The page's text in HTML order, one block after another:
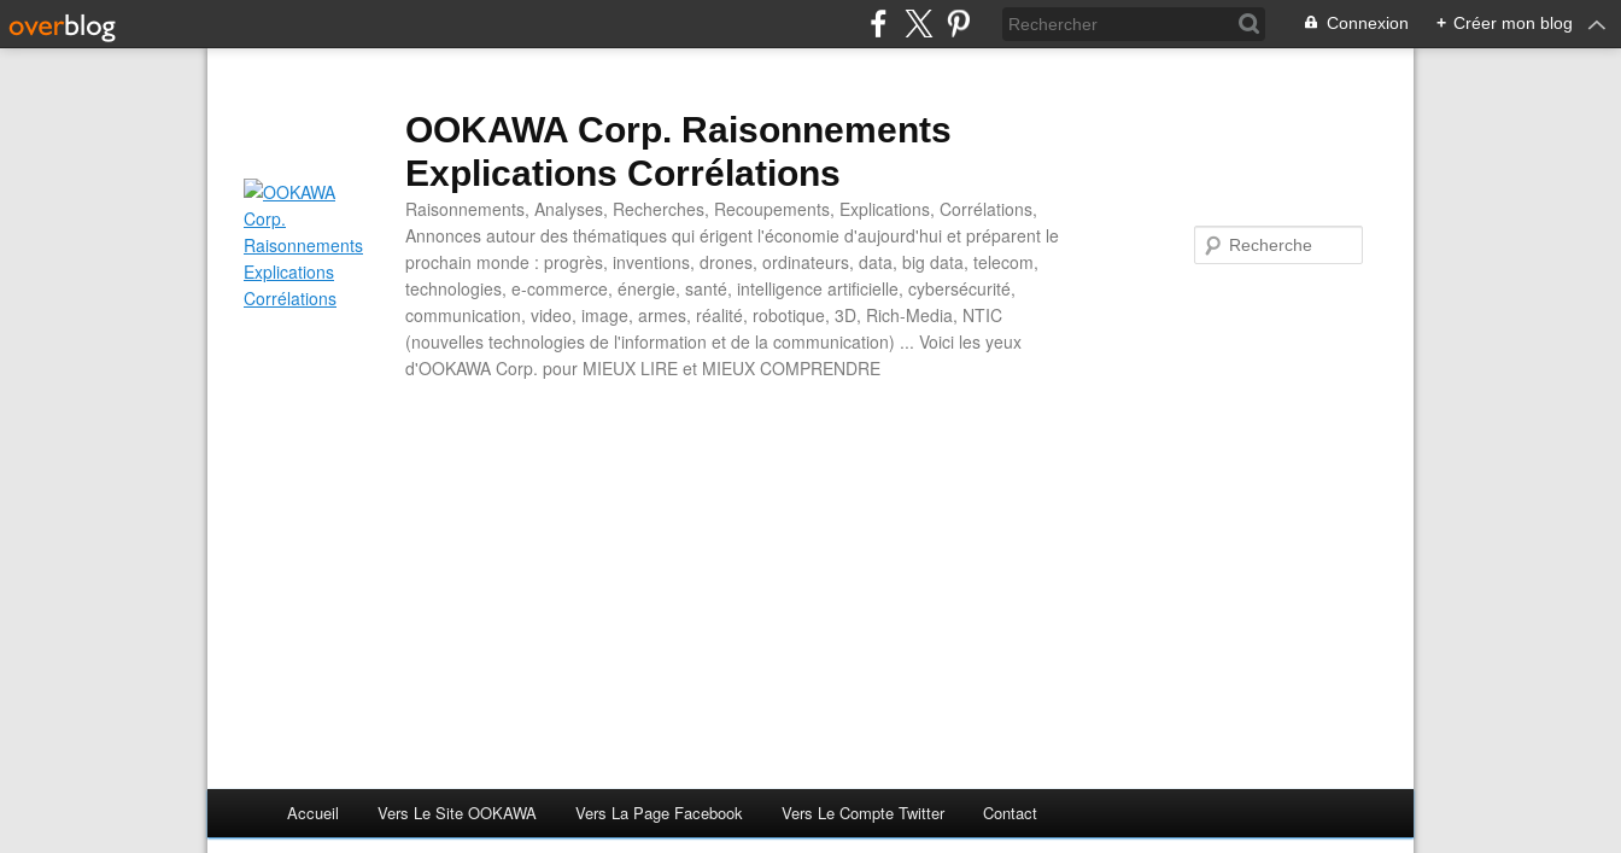
Connexion + Créer mon blog
OOKAWA Corp. Raisonnements
Explications Corrélations
Raisonnements, Analyses, Recherches, Recoupements, Explications, Corrélations,
Annonces autour des thématiques qui érigent l'économie d'aujourd'hui et préparent le
prochain monde : progrès, inventions, drones, ordinateurs, data, big data, telecom,
technologies, e-commerce, énergie, santé, intelligence artificielle, cybersécurité,
communication, video, image, armes, réalité, robotique, 3D, Rich-Media, NTIC
(nouvelles technologies de l'information et de la communication) ... Voici les yeux
d'OOKAWA Corp. pour MIEUX LIRE et MIEUX COMPRENDRE
Accueil Vers Le Site OOKAWA Vers La Page Facebook Vers Le Compte Twitter Contact